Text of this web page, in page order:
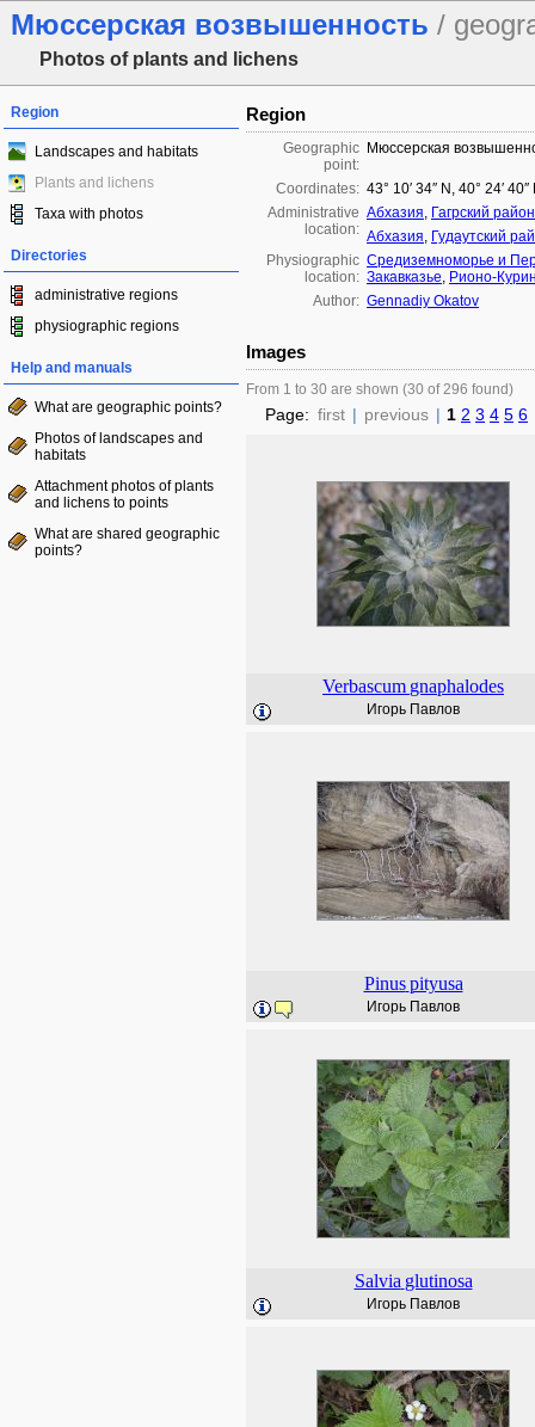
Мюссерская возвышенность /
Photos of plants and lichens
Region
Landscapes and habitats
Plants and lichens
Taxa with photos
Directories
administrative regions
physiographic regions
Help and manuals
What are geographic points?
Photos of landscapes and
habitats
Attachment photos of plants
and lichens to points
What are shared geographic
points?
Region
Geographic
point:
Мюссерская
Coordinates: 43° 10′ 34″ N, 40° 24′
Administrative
location:
Абхазия, Гагрский район
Абхазия, Гудаутский
Physiographic
location:
Средиземноморье и
Закавказье, Рионо-
Author: Gennadiy Okatov
Images
From 1 to 30 are shown (30 of 296 found)
Page: first | previous | 1 2 3 4 5 6
Verbascum gnaphalodes
Игорь Павлов
Pinus pityusa
Игорь Павлов
Salvia glutinosa
Игорь Павлов